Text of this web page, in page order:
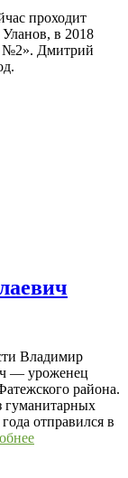
проходит
в 2018
Дмитрий
Владимир
— уроженец
района.
гуманитарных
отправился в